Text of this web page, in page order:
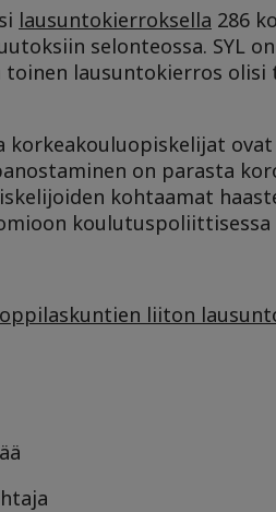
lausuntokierroksella 286
selonteossa. SYL
toinen lausuntokierros
korkeakouluopiskelijat
on parasta
kohtaamat
koulutuspoliittisessa
liiton